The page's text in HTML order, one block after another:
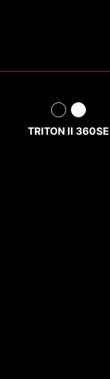
TRITON II 360SE